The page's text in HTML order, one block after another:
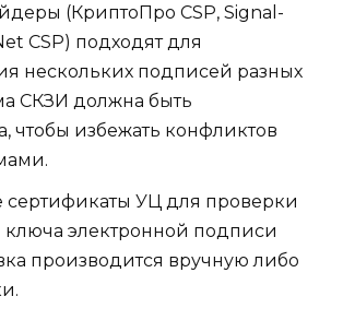
(КриптоПро CSP, Signal-
CSP) подходят для
нескольких подписей разных
СКЗИ должна быть
чтобы избежать конфликтов
сертификаты УЦ для проверки
электронной подписи
производится вручную либо